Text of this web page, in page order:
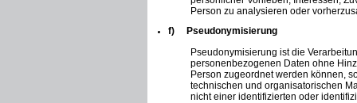
Person zu analysieren oder
f) Pseudonymisierung
Pseudonymisierung ist die
personenbezogenen Daten ohne
Person zugeordnet werden können,
technischen und organisatorischen
nicht einer identifizierten oder